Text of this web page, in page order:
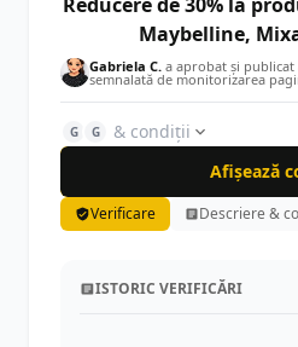
Maybelline,
Gabriela C. a aprobat și
semnalată de monitorizarea
G G
& condiții
Afișează
Verificare Descriere &
ISTORIC VERIFICĂRI